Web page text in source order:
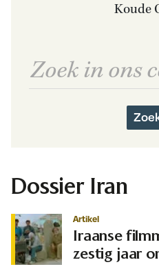
Koude
Dossier Iran
Artikel
Iraanse
zestig jaar